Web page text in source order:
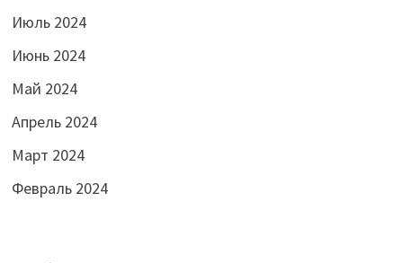
Июль 2024
Июнь 2024
Май 2024
Апрель 2024
Март 2024
Февраль 2024